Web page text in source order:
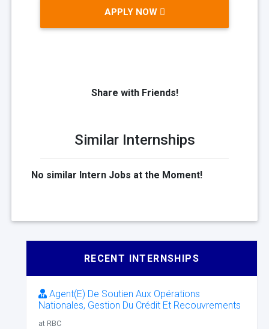
APPLY NOW
Share with Friends!
Similar Internships
No similar Intern Jobs at the Moment!
RECENT INTERNSHIPS
Agent(E) De Soutien Aux Opérations
Nationales, Gestion Du Crédit Et Recouvrements
at RBC